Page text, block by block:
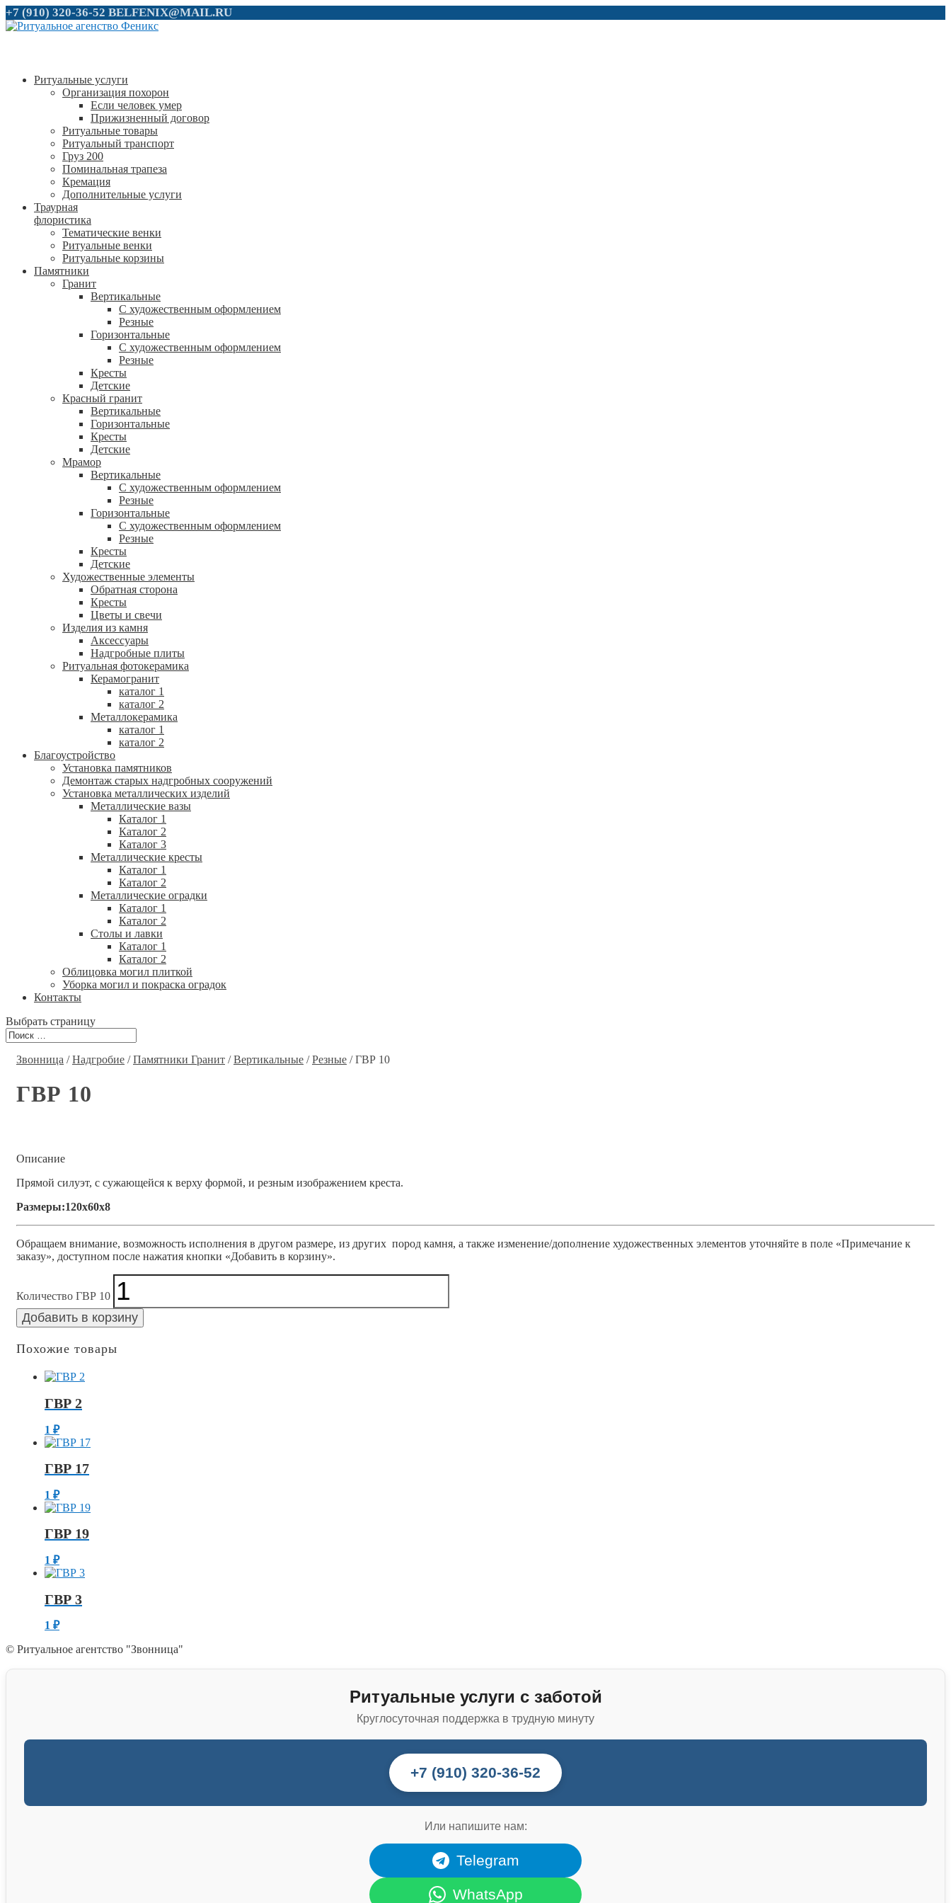
+7 (910) 320-36-52 BELFENIX@MAIL.RU
Ритуальные услуги
Организация похорон
Если человек умер
Прижизненный договор
Ритуальные товары
Ритуальный транспорт
Груз 200
Поминальная трапеза
Кремация
Дополнительные услуги
Траурная
флористика
Тематические венки
Ритуальные венки
Ритуальные корзины
Памятники
Гранит
Вертикальные
С художественным оформлением
Резные
Горизонтальные
С художественным оформлением
Резные
Кресты
Детские
Красный гранит
Вертикальные
Горизонтальные
Кресты
Детские
Мрамор
Вертикальные
С художественным оформлением
Резные
Горизонтальные
С художественным оформлением
Резные
Кресты
Детские
Художественные элементы
Обратная сторона
Кресты
Цветы и свечи
Изделия из камня
Аксессуары
Надгробные плиты
Ритуальная фотокерамика
Керамогранит
каталог 1
каталог 2
Металлокерамика
каталог 1
каталог 2
Благоустройство
Установка памятников
Демонтаж старых надгробных сооружений
Установка металлических изделий
Металлические вазы
Каталог 1
Каталог 2
Каталог 3
Металлические кресты
Каталог 1
Каталог 2
Металлические оградки
Каталог 1
Каталог 2
Столы и лавки
Каталог 1
Каталог 2
Облицовка могил плиткой
Уборка могил и покраска оградок
Контакты
Выбрать страницу
Звонница /Надгробие /Памятники Гранит /Вертикальные /Резные / ГВР 10
ГВР 10
Описание
Прямой силуэт, с сужающейся к верху формой, и резным изображением креста.
Размеры:120x60x8
Обращаем внимание, возможность исполнения в другом размере, из других пород камня, а также изменение/дополнение художественных элементов уточняйте в поле «Примечание к
заказу», доступном после нажатия кнопки «Добавить в корзину».
Количество ГВР 10
Добавить в корзину
Похожие товары
ГВР 2
1 ₽
ГВР 17
1 ₽
ГВР 19
1 ₽
ГВР 3
1 ₽
© Ритуальное агентство "Звонница"
Ритуальные услуги с заботой
Круглосуточная поддержка в трудную минуту
+7 (910) 320-36-52
Или напишите нам:
Telegram
WhatsApp